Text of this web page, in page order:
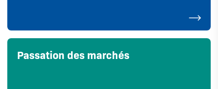
Passation des marchés